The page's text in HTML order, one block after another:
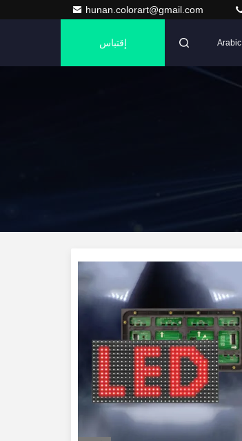
hunan.colorart@gmail.com
Arabic إقتباس